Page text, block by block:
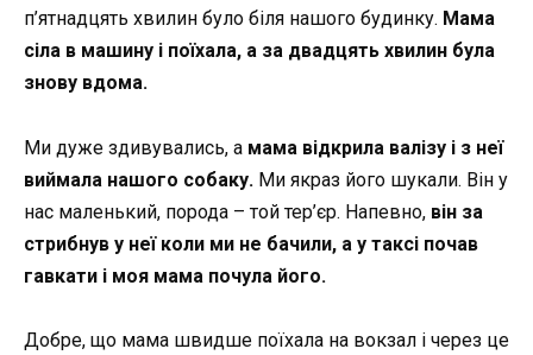
п’ятнадцять хвилин було біля нашого будинку. Мама
сіла в машину і поїхала, а за двадцять хвилин була
знову вдома.
Ми дуже здивувались, а мама відкрила валізу і з неї
виймала нашого собаку. Ми якраз його шукали. Він у
нас маленький, порода – той тер’єр. Напевно, він за
стрибнув у неї коли ми не бачили, а у таксі почав
гавкати і моя мама почула його.
Добре, що мама швидше поїхала на вокзал і через це